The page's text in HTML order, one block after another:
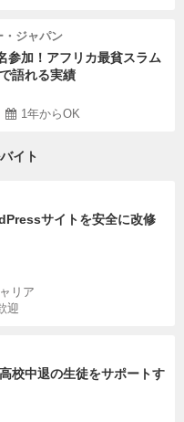
・ジャパン
参加！アフリカ最貧スラム
語れる実績
1年からOK
イト
サイトを安全に改修
リア
迎
校中退の生徒をサポートす